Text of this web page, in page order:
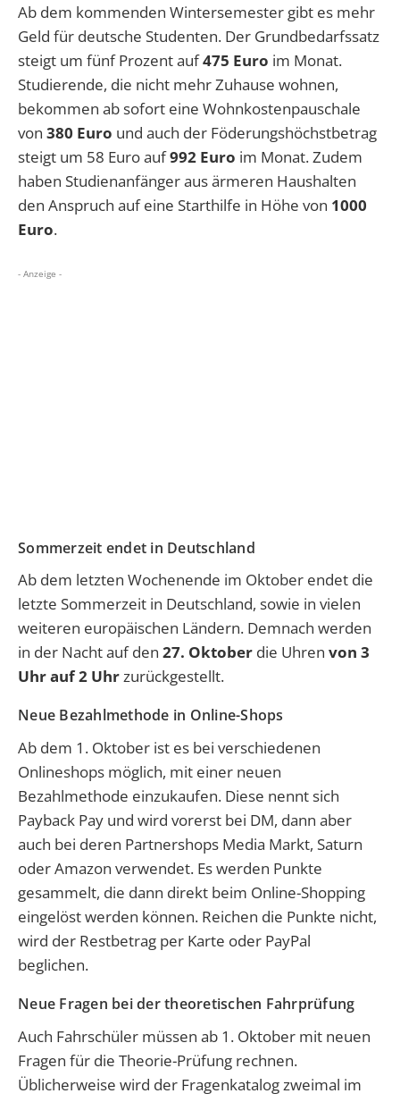
Ab dem kommenden Wintersemester gibt es mehr
Geld für deutsche Studenten. Der Grundbedarfssatz
steigt um fünf Prozent auf475 Euro im Monat.
Studierende, die nicht mehr Zuhause wohnen,
bekommen ab sofort eine Wohnkostenpauschale
von 380 Euro und auch der Föderungshöchstbetrag
steigt um 58 Euro auf992 Euro im Monat. Zudem
haben Studienanfänger aus ärmeren Haushalten
den Anspruch auf eine Starthilfe in Höhe von 1000
Euro.
- Anzeige -
Sommerzeit endet in Deutschland
Ab dem letzten Wochenende im Oktober endet die
letzte Sommerzeit in Deutschland, sowie in vielen
weiteren europäischen Ländern. Demnach werden
in der Nacht auf den 27. Oktober die Uhren von 3
Uhr auf 2 Uhrzurückgestellt.
Neue Bezahlmethode in Online-Shops
Ab dem 1. Oktober ist es bei verschiedenen
Onlineshops möglich, mit einer neuen
Bezahlmethode einzukaufen. Diese nennt sich
Payback Pay und wird vorerst bei DM, dann aber
auch bei deren Partnershops Media Markt, Saturn
oder Amazon verwendet. Es werden Punkte
gesammelt, die dann direkt beim Online-Shopping
eingelöst werden können. Reichen die Punkte nicht,
wird der Restbetrag per Karte oder PayPal
beglichen.
Neue Fragen bei der theoretischen Fahrprüfung
Auch Fahrschüler müssen ab 1. Oktober mit neuen
Fragen für die Theorie-Prüfung rechnen.
Üblicherweise wird der Fragenkatalog zweimal im